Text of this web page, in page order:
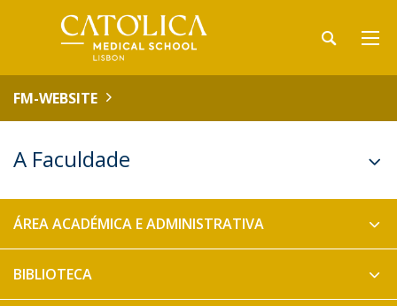
FM-WEBSITE
A Faculdade
ÁREA ACADÉMICA E ADMINISTRATIVA
BIBLIOTECA